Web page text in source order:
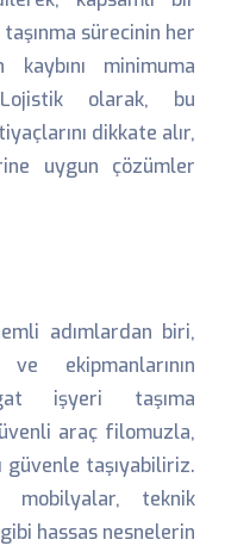
taşınma sürecinin her
minimuma
olarak, bu
dikkate alır,
uygun çözümler
adımlardan biri,
ekipmanlarının
işyeri taşıma
araç filomuzla,
taşıyabiliriz.
teknik
hassas nesnelerin